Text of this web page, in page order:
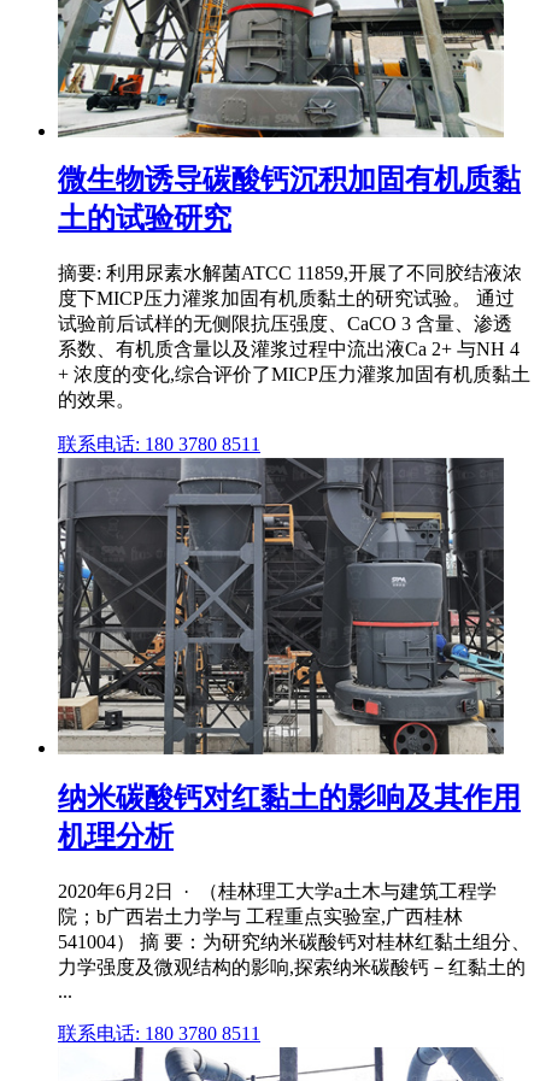
微生物诱导碳酸钙沉积加固有机质黏
土的试验研究
摘要: 利用尿素水解菌ATCC 11859,开展了不同胶结液浓
度下MICP压力灌浆加固有机质黏土的研究试验。 通过
试验前后试样的无侧限抗压强度、CaCO 3 含量、渗透
系数、有机质含量以及灌浆过程中流出液Ca 2+ 与NH 4
+ 浓度的变化,综合评价了MICP压力灌浆加固有机质黏土
的效果。
联系电话: 180 3780 8511
纳米碳酸钙对红黏土的影响及其作用
机理分析
2020年6月2日 · （桂林理工大学a土木与建筑工程学
院；b广西岩土力学与 工程重点实验室,广西桂林
541004） 摘 要：为研究纳米碳酸钙对桂林红黏土组分、
力学强度及微观结构的影响,探索纳米碳酸钙－红黏土的
...
联系电话: 180 3780 8511